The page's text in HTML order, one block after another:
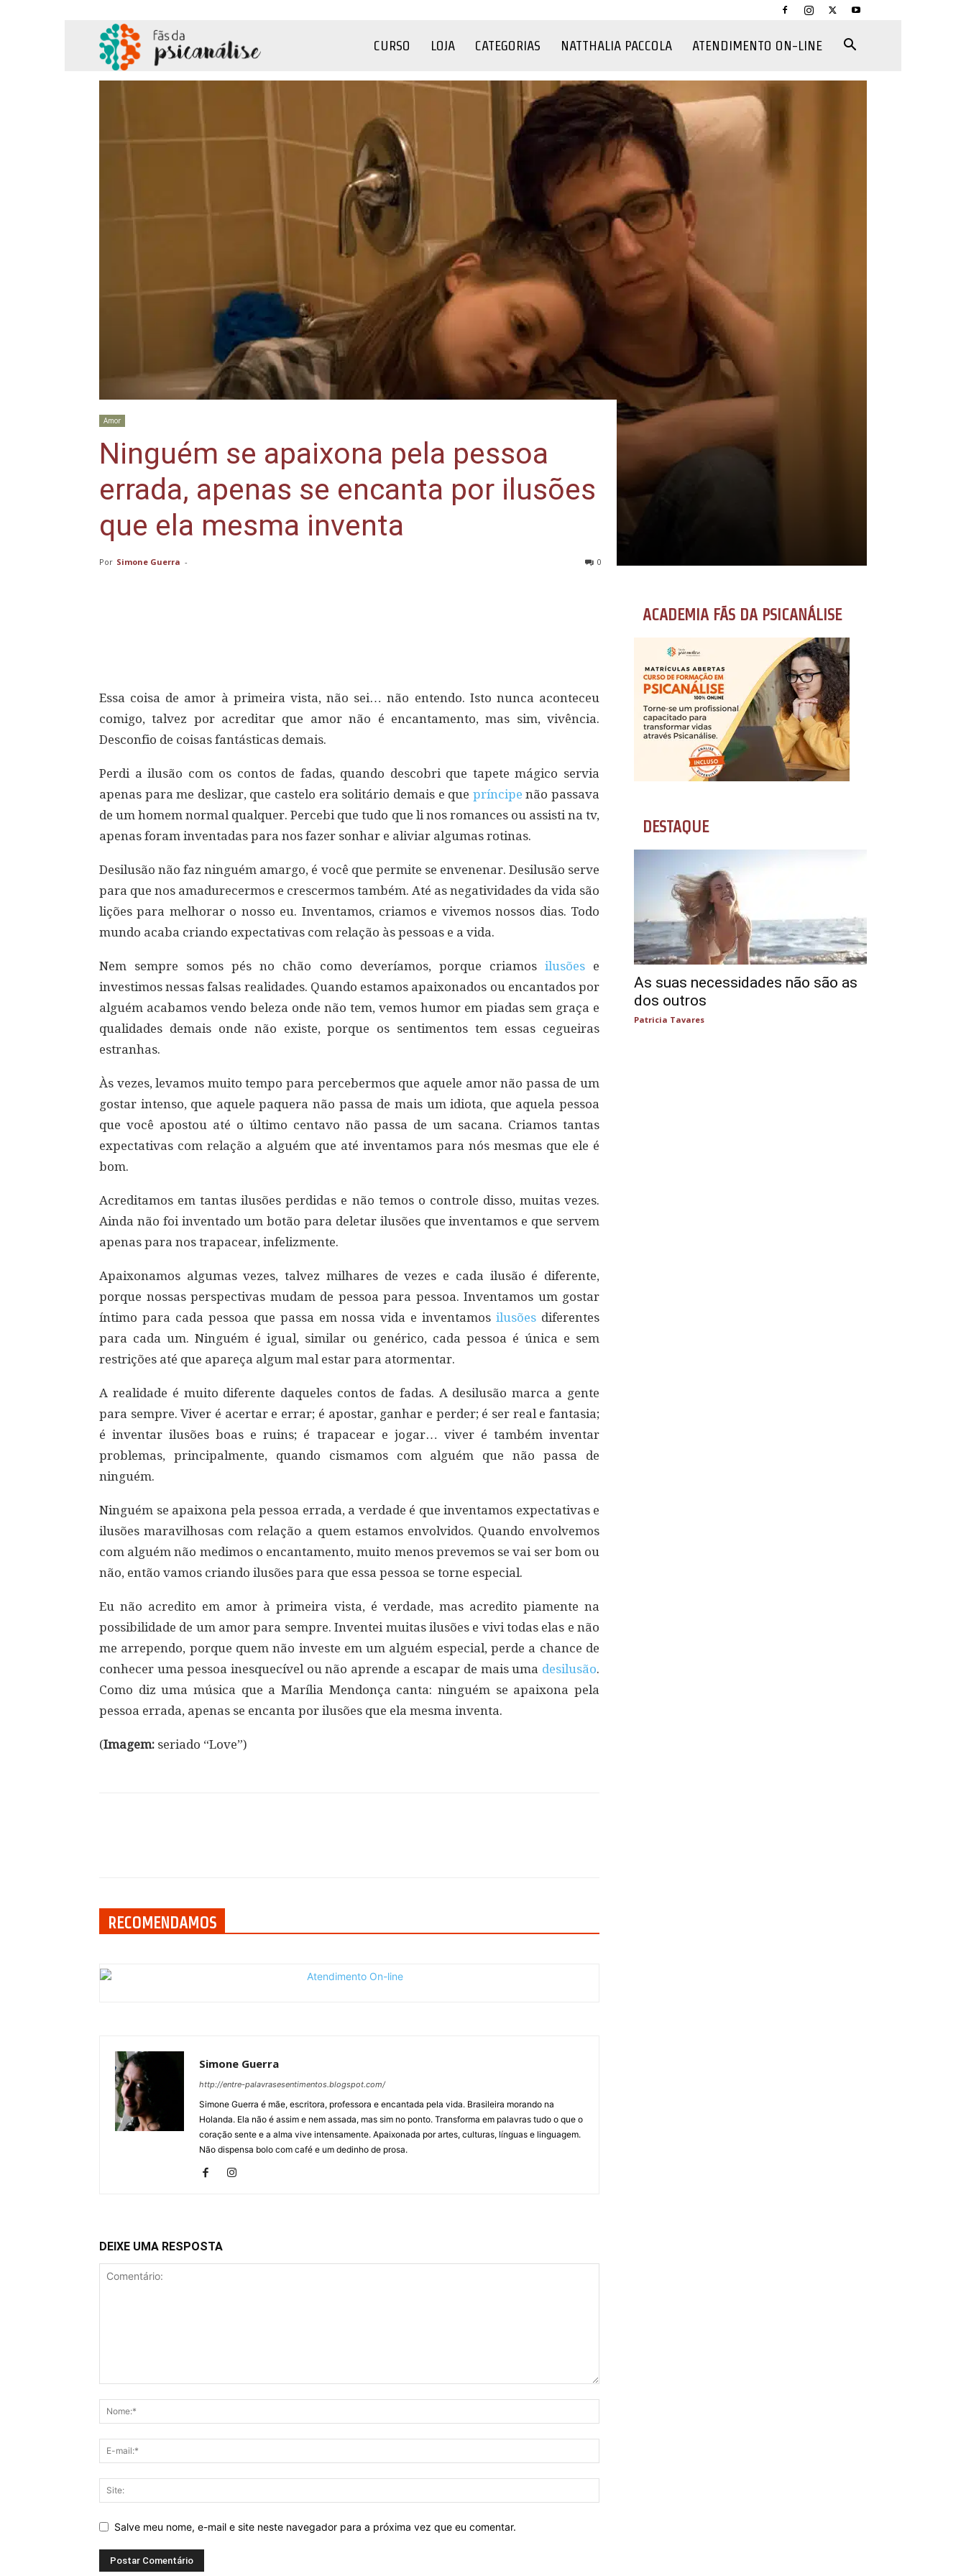
Psicanálise
CURSO LOJA CATEGORIAS NATTHALIA PACCOLA ATENDIMENTO ON-LINE
Amor
Ninguém se apaixona pela pessoa
errada, apenas se encanta por ilusões
que ela mesma inventa
Por Simone Guerra - 0
Essa coisa de amor à primeira vista, não sei… não entendo. Isto nunca aconteceu
comigo, talvez por acreditar que amor não é encantamento, mas sim, vivência.
Desconfio de coisas fantásticas demais.
Perdi a ilusão com os contos de fadas, quando descobri que tapete mágico servia
apenas para me deslizar, que castelo era solitário demais e que príncipenão passava
de um homem normal qualquer. Percebi que tudo que li nos romances ou assisti na tv,
apenas foram inventadas para nos fazer sonhar e aliviar algumas rotinas.
Desilusão não faz ninguém amargo, é você que permite se envenenar. Desilusão serve
para que nos amadurecermos e crescermos também. Até as negatividades da vida são
lições para melhorar o nosso eu. Inventamos, criamos e vivemos nossos dias. Todo
mundo acaba criando expectativas com relação às pessoas e a vida.
Nem sempre somos pés no chão como deveríamos, porque criamos ilusõese
investimos nessas falsas realidades. Quando estamos apaixonados ou encantados por
alguém acabamos vendo beleza onde não tem, vemos humor em piadas sem graça e
qualidades demais onde não existe, porque os sentimentos tem essas cegueiras
estranhas.
Às vezes, levamos muito tempo para percebermos que aquele amor não passa de um
gostar intenso, que aquele paquera não passa de mais um idiota, que aquela pessoa
que você apostou até o último centavo não passa de um sacana. Criamos tantas
expectativas com relação a alguém que até inventamos para nós mesmas que ele é
bom.
Acreditamos em tantas ilusões perdidas e não temos o controle disso, muitas vezes.
Ainda não foi inventado um botão para deletar ilusões que inventamos e que servem
apenas para nos trapacear, infelizmente.
Apaixonamos algumas vezes, talvez milhares de vezes e cada ilusão é diferente,
porque nossas perspectivas mudam de pessoa para pessoa. Inventamos um gostar
íntimo para cada pessoa que passa em nossa vida e inventamosilusões diferentes
para cada um. Ninguém é igual, similar ou genérico, cada pessoa é única e sem
restrições até que apareça algum mal estar para atormentar.
A realidade é muito diferente daqueles contos de fadas. A desilusão marca a gente
para sempre. Viver é acertar e errar; é apostar, ganhar e perder; é ser real e fantasia;
é inventar ilusões boas e ruins; é trapacear e jogar… viver é também inventar
problemas, principalmente, quando cismamos com alguém que não passa de
ninguém.
Ninguém se apaixona pela pessoa errada, a verdade é que inventamos expectativas e
ilusões maravilhosas com relação a quem estamos envolvidos. Quando envolvemos
com alguém não medimos o encantamento, muito menos prevemos se vai ser bom ou
não, então vamos criando ilusões para que essa pessoa se torne especial.
Eu não acredito em amor à primeira vista, é verdade, mas acredito piamente na
possibilidade de um amor para sempre. Inventei muitas ilusões e vivi todas elas e não
me arrependo, porque quem não investe em um alguém especial, perde a chance de
conhecer uma pessoa inesquecível ou não aprende a escapar de mais uma desilusão.
Como diz uma música que a Marília Mendonça canta: ninguém se apaixona pela
pessoa errada, apenas se encanta por ilusões que ela mesma inventa.
(Imagem: seriado “Love”)
RECOMENDAMOS
Simone Guerra
http://entre-palavrasesentimentos.blogspot.com/
Simone Guerra é mãe, escritora, professora e encantada pela vida. Brasileira morando na
Holanda. Ela não é assim e nem assada, mas sim no ponto. Transforma em palavras tudo o que o
coração sente e a alma vive intensamente. Apaixonada por artes, culturas, línguas e linguagem.
Não dispensa bolo com café e um dedinho de prosa.
DEIXE UMA RESPOSTA
Salve meu nome, e-mail e site neste navegador para a próxima vez que eu comentar.
ACADEMIA FÃS DA PSICANÁLISE
DESTAQUE
As suas necessidades não são as
dos outros
Patricia Tavares